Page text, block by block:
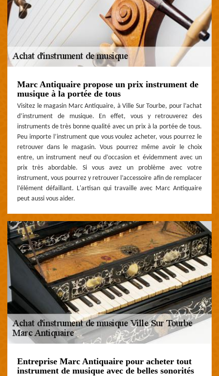
Marc Antiquaire propose un prix instrument de
musique à la portée de tous
Visitez le magasin Marc Antiquaire, à Ville Sur Tourbe, pour l’achat
d’instrument de musique. En effet, vous y retrouverez des
instruments de très bonne qualité avec un prix à la portée de tous.
Peu importe l’instrument que vous voulez acheter, vous pourrez le
retrouver dans le magasin. Vous pourrez même avoir le choix
entre, un instrument neuf ou d’occasion et évidemment avec un
prix très abordable. Si vous avez un problème avec votre
instrument, vous pourrez y retrouver l’accessoire afin de remplacer
l’élément défaillant. L'artisan qui travaille avec Marc Antiquaire
peut aussi vous aider.
Entreprise Marc Antiquaire pour acheter tout
instrument de musique avec de belles sonorités